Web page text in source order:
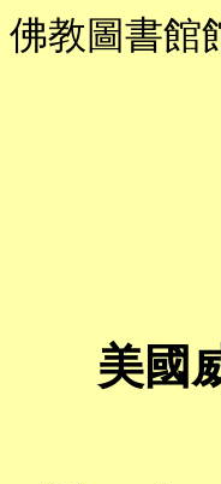
佛教圖書館
美國